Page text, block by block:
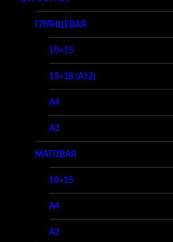
ГЛЯНЦЕВАЯ
10×15
13×18 (A12)
A4
A3
МАТОВАЯ
10×15
A4
A3